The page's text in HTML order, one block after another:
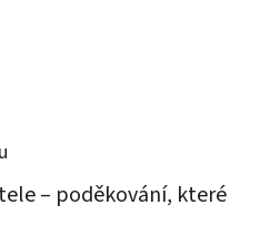
– poděkování, které